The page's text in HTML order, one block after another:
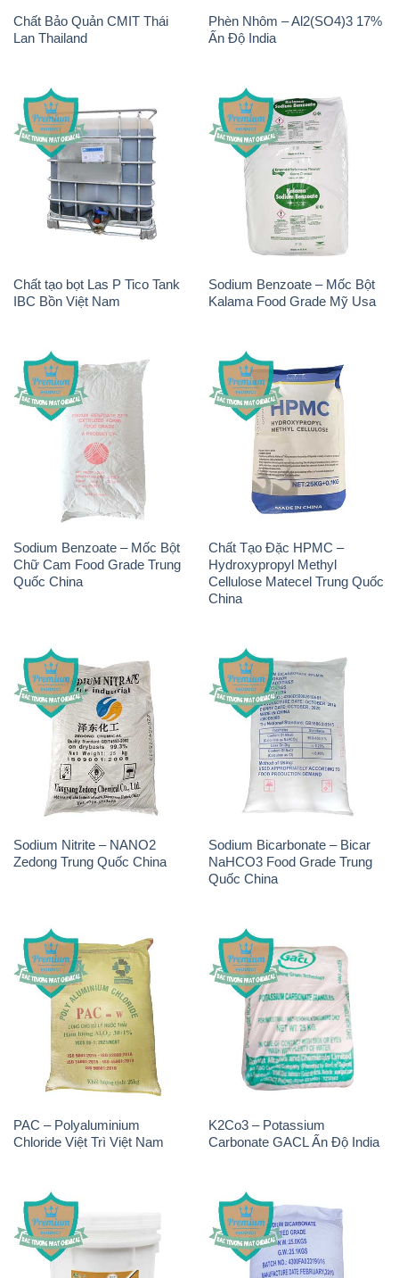
Chất Bảo Quản CMIT Thái
Lan Thailand
Phèn Nhôm – Al2(SO4)3 17%
Ấn Độ India
Chất tạo bọt Las P Tico Tank
IBC Bồn Việt Nam
Sodium Benzoate – Mốc Bột
Kalama Food Grade Mỹ Usa
Sodium Benzoate – Mốc Bột
Chữ Cam Food Grade Trung
Quốc China
Chất Tạo Đặc HPMC –
Hydroxypropyl Methyl
Cellulose Matecel Trung Quốc
China
Sodium Nitrite – NANO2
Zedong Trung Quốc China
Sodium Bicarbonate – Bicar
NaHCO3 Food Grade Trung
Quốc China
PAC – Polyaluminium
Chloride Việt Trì Việt Nam
K2Co3 – Potassium
Carbonate GACL Ấn Độ India